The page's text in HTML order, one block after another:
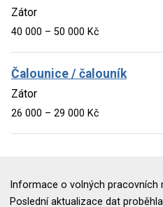
Zátor
40 000 – 50 000 Kč
Čalounice / čalouník
Zátor
26 000 – 29 000 Kč
Informace o volných pracovních
Poslední aktualizace dat